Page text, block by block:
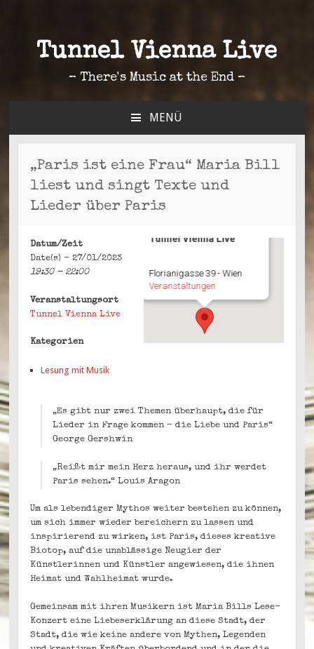
Tunnel Vienna Live
– There's Music at the End –
MENÜ
SPRINGEN
„Paris ist eine Frau“ Maria Bill
liest und singt Texte und
Lieder über Paris
Tunnel Vienna Live
Florianigasse 39 - Wien
Veranstaltungen
Datum/Zeit
Date(s) - 27/01/2023
19:30 - 22:00
Veranstaltungsort
Tunnel Vienna Live
Kategorien
Lesung mit Musik
„Es gibt nur zwei Themen überhaupt, die für
Lieder in Frage kommen – die Liebe und Paris“
George Gershwin
„Reißt mir mein Herz heraus, und ihr werdet
Paris sehen.“ Louis Aragon
Um als lebendiger Mythos weiter bestehen zu können,
um sich immer wieder bereichern zu lassen und
inspirierend zu wirken, ist Paris, dieses kreative
Biotop, auf die unablässige Neugier der
Künstlerinnen und Künstler angewiesen, die ihnen
Heimat und Wahlheimat wurde.
Gemeinsam mit ihren Musikern ist Maria Bills Lese-
Konzert eine Liebeserklärung an diese Stadt, der
Stadt, die wie keine andere von Mythen, Legenden